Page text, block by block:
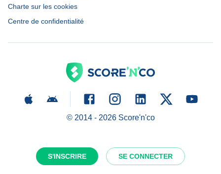
S'INSCRIRE SE CONNECTER
Charte sur les cookies
Centre de confidentialité
© 2014 - 2026Score'n'co